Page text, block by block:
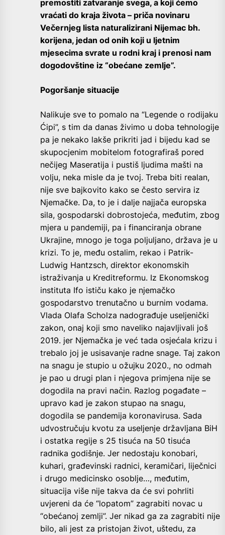
premostiti zatvaranje svega, a koji ćemo
vraćati do kraja života – priča novinaru
Večernjeg lista naturalizirani Nijemac bh.
korijena, jedan od onih koji u ljetnim
mjesecima svrate u rodni kraj i prenosi nam
dogodovštine iz “obećane zemlje”.
Pogoršanje situacije
Nalikuje sve to pomalo na “Legende o rodijaku
Ćipi”, s tim da danas živimo u doba tehnologije
pa je nekako lakše prikriti jad i bijedu kad se
skupocjenim mobitelom fotografiraš pored
nečijeg Maseratija i pustiš ljudima mašti na
volju, neka misle da je tvoj. Treba biti realan,
nije sve bajkovito kako se često servira iz
Njemačke. Da, to je i dalje najjača europska
sila, gospodarski dobrostojeća, međutim, zbog
mjera u pandemiji, pa i financiranja obrane
Ukrajine, mnogo je toga poljuljano, država je u
krizi. To je, među ostalim, rekao i Patrik-
Ludwig Hantzsch, direktor ekonomskih
istraživanja u Kreditreformu. Iz Ekonomskog
instituta Ifo ističu kako je njemačko
gospodarstvo trenutačno u burnim vodama.
Vlada Olafa Scholza nadograđuje useljenički
zakon, onaj koji smo naveliko najavljivali još
2019. jer Njemačka je već tada osjećala krizu i
trebalo joj je usisavanje radne snage. Taj zakon
na snagu je stupio u ožujku 2020., no odmah
je pao u drugi plan i njegova primjena nije se
dogodila na pravi način. Razlog pogađate –
upravo kad je zakon stupao na snagu,
dogodila se pandemija koronavirusa. Sada
udvostručuju kvotu za useljenje državljana BiH
i ostatka regije s 25 tisuća na 50 tisuća
radnika godišnje. Jer nedostaju konobari,
kuhari, građevinski radnici, keramičari, liječnici
i drugo medicinsko osoblje…, međutim,
situacija više nije takva da će svi pohrliti
uvjereni da će “lopatom” zagrabiti novac u
“obećanoj zemlji”. Jer nikad ga za zagrabiti nije
bilo, ali jest za pristojan život, uštedu, za